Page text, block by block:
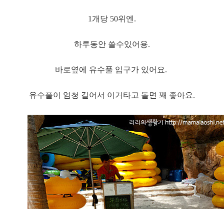
1개당 50위엔.
하루동안 쓸수있어용.
바로옆에 유수풀 입구가 있어요.
유수풀이 엄청 길어서 이거타고 돌면 꽤 좋아요.